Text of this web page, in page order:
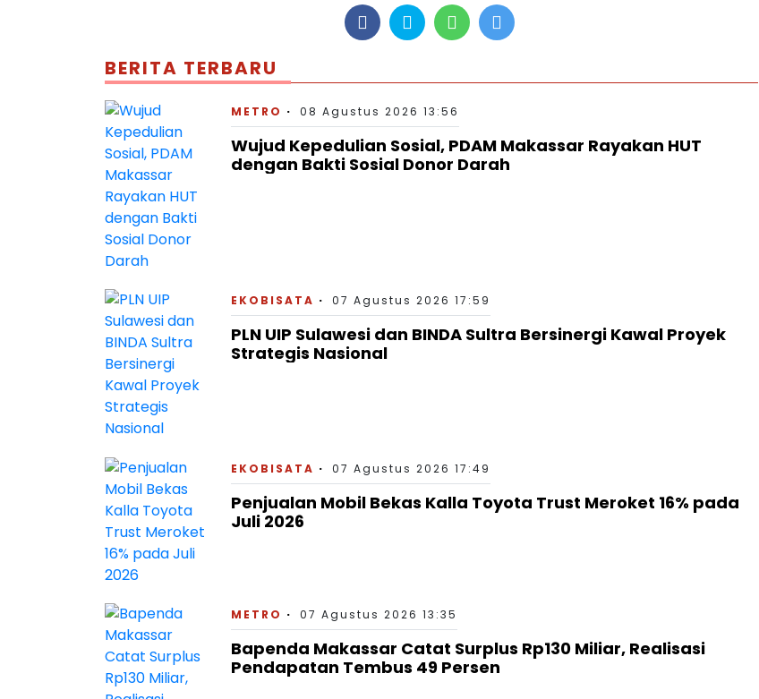
BERITA TERBARU
METRO 08 Agustus 2026 13:56
Wujud Kepedulian Sosial, PDAM Makassar Rayakan HUT
dengan Bakti Sosial Donor Darah
EKOBISATA 07 Agustus 2026 17:59
PLN UIP Sulawesi dan BINDA Sultra Bersinergi Kawal Proyek
Strategis Nasional
EKOBISATA 07 Agustus 2026 17:49
Penjualan Mobil Bekas Kalla Toyota Trust Meroket 16% pada
Juli 2026
METRO 07 Agustus 2026 13:35
Bapenda Makassar Catat Surplus Rp130 Miliar, Realisasi
Pendapatan Tembus 49 Persen